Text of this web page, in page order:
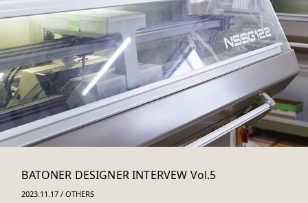
BATONER DESIGNER INTERVEW Vol.5
2023.11.17 / OTHERS